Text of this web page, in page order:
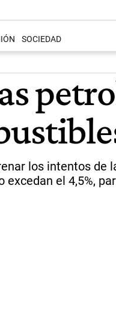
SOCIEDAD
los intentos
el 4,5%,